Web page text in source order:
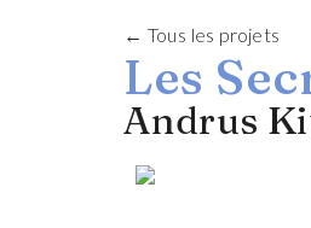
← Tous les projets
Les
Andrus